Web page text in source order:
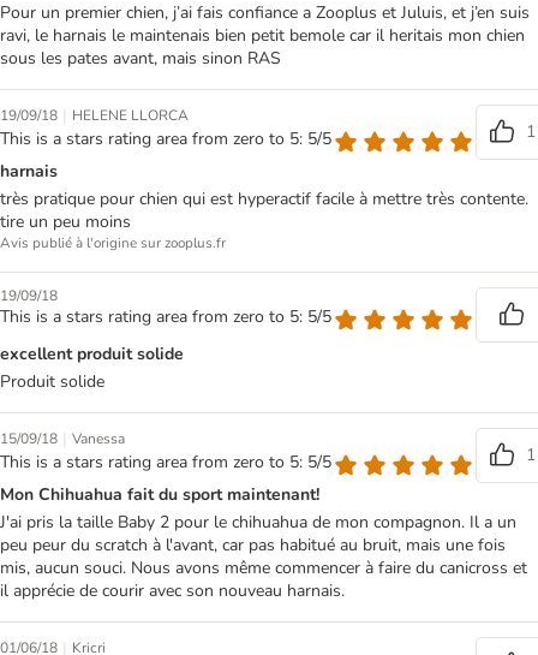
Pour un premier chien, j’ai fais confiance a Zooplus et Juluis, et j’en suis
ravi, le harnais le maintenais bien petit bemole car il heritais mon chien
sous les pates avant, mais sinon RAS
19/09/18 | HELENE LLORCA
This is a stars rating area from zero to 5: 5/5
1
harnais
très pratique pour chien qui est hyperactif facile à mettre très contente.
tire un peu moins
Avis publié à l'origine sur zooplus.fr
19/09/18
This is a stars rating area from zero to 5: 5/5
excellent produit solide
Produit solide
15/09/18 | Vanessa
This is a stars rating area from zero to 5: 5/5
1
Mon Chihuahua fait du sport maintenant!
J'ai pris la taille Baby 2 pour le chihuahua de mon compagnon. Il a un
peu peur du scratch à l'avant, car pas habitué au bruit, mais une fois
mis, aucun souci. Nous avons même commencer à faire du canicross et
il apprécie de courir avec son nouveau harnais.
01/06/18 | Kricri